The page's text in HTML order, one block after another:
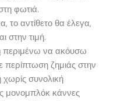
φωτιά.
το αντίθετο θα έλεγα,
στην τιμή.
περιμένω να ακόυσω
περίπτωση ζημιάς στην
χωρίς συνολική
μονομπλόκ κάννες